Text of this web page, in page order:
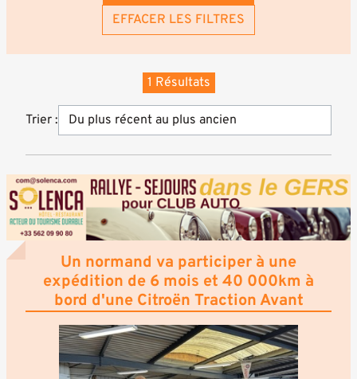
EFFACER LES FILTRES
Trier :
1 Résultats
Un normand va participer à une
expédition de 6 mois et 40 000km à
bord d'une Citroën Traction Avant